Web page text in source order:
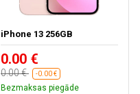
iPhone 13 256GB
0.00 €
0.00 € -0.00 €
Bezmaksas piegāde